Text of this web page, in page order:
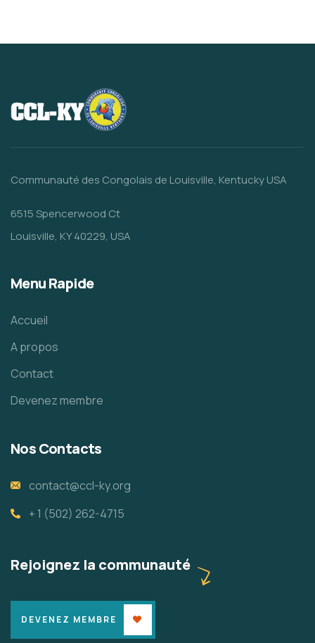
Communauté des Congolais de Louisville, Kentucky USA
6515 Spencerwood Ct
Louisville, KY 40229, USA
Menu Rapide
Accueil
A propos
Contact
Devenez membre
Nos Contacts
contact@ccl-ky.org
+ 1 (502) 262-4715
Rejoignez la communauté
DEVENEZ MEMBRE